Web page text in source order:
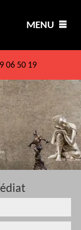
MENU
06 50 19